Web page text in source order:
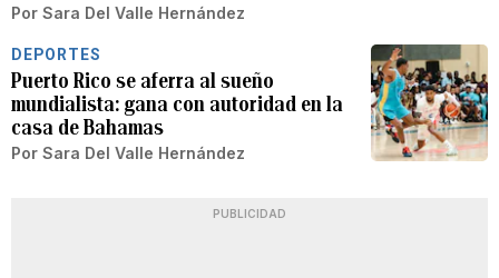
Por Sara Del Valle Hernández
DEPORTES
Puerto Rico se aferra al sueño
mundialista: gana con autoridad en la
casa de Bahamas
Por Sara Del Valle Hernández
PUBLICIDAD